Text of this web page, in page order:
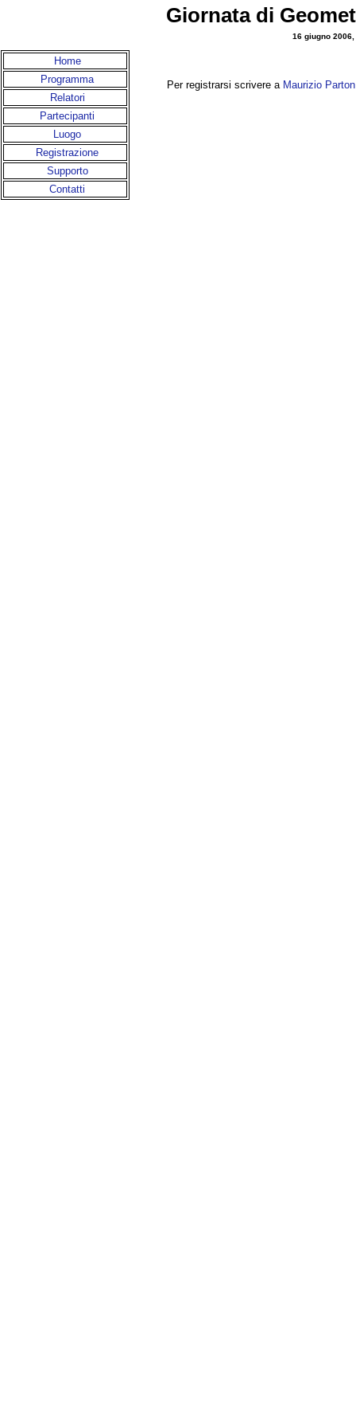
Giornata di
16 giugno
Home
Programma
Relatori
Partecipanti
Luogo
Registrazione
Supporto
Contatti
Per registrarsi scrivere a Maurizio Parton